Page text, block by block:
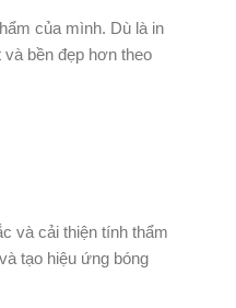
của mình. Dù là in
và bền đẹp hơn theo
và cải thiện tính thẩm
tạo hiệu ứng bóng